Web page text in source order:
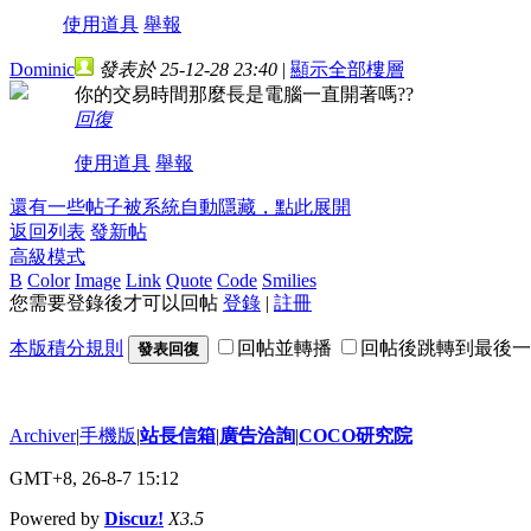
使用道具 舉報
Dominic 發表於 25-12-28 23:40 | 顯示全部樓層
你的交易時間那麼長是電腦一直開著嗎??
回復
使用道具 舉報
還有一些帖子被系統自動隱藏，點此展開
返回列表 發新帖
高級模式
B Color Image Link Quote Code Smilies
您需要登錄後才可以回帖 登錄 | 註冊
本版積分規則 發表回復 回帖並轉播 回帖後跳轉到最後
Archiver|手機版|站長信箱|廣告洽詢|COCO研究院
GMT+8, 26-8-7 15:12
Powered by Discuz! X3.5